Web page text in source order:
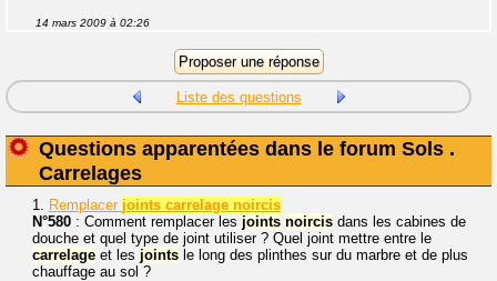
14 mars 2009 à 02:26
Liste des questions
Questions apparentées dans le forum Sols .
Carrelages
1. Remplacer joints carrelage noircis
N°580 : Comment remplacer les joints noircis dans les cabines de
douche et quel type de joint utiliser ? Quel joint mettre entre le
carrelage et les joints le long des plinthes sur du marbre et de plus
chauffage au sol ?